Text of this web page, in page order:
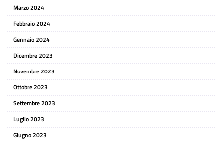
Marzo 2024
Febbraio 2024
Gennaio 2024
Dicembre 2023
Novembre 2023
Ottobre 2023
Settembre 2023
Luglio 2023
Giugno 2023